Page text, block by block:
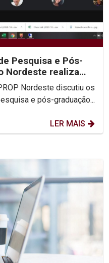
Pesquisa e Pós-
Nordeste realiza
Nordeste discutiu os
e pós-graduação...
LER MAIS